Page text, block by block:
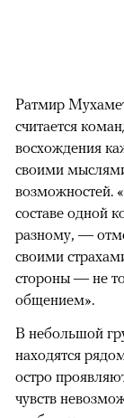
Ратмир
считается
восхождения
своими
возможностей.
составе одной
разному, —
своими
стороны — не
общением».
В небольшой
находятся
остро
чувств